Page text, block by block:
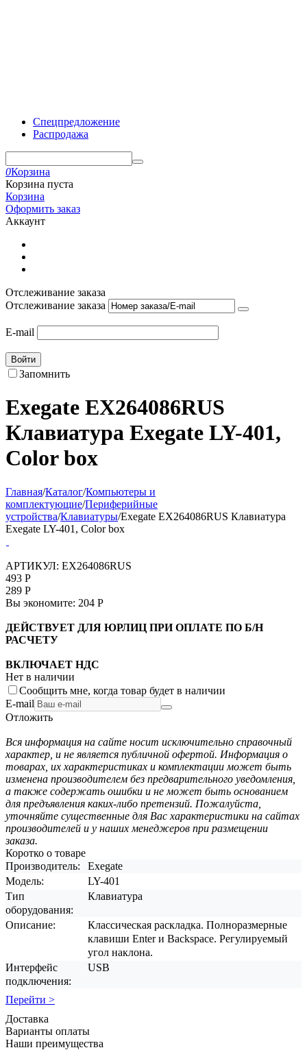
Спецпредложение
Распродажа
0Корзина
Корзина пуста
Корзина
Оформить заказ
Аккаунт
Отслеживание заказа
Отслеживание заказа
E-mail
Войти
Запомнить
Exegate EX264086RUS
Клавиатура Exegate LY-401,
Color box
Главная/Каталог/Компьютеры и
комплектующие/Периферийные
устройства/Клавиатуры/Exegate EX264086RUS Клавиатура
Exegate LY-401, Color box
АРТИКУЛ: EX264086RUS
493 Р
289 Р
Вы экономите: 204 Р
ДЕЙСТВУЕТ ДЛЯ ЮРЛИЦ ПРИ ОПЛАТЕ ПО Б/Н
РАСЧЕТУ
ВКЛЮЧАЕТ НДС
Нет в наличии
Сообщить мне, когда товар будет в наличии
E-mail
Отложить
Вся информация на сайте носит исключительно справочный
характер, и не является публичной офертой. Информация о
товарах, их характеристиках и комплектации может быть
изменена производителем без предварительного уведомления,
а также содержать ошибки и не может быть основанием
для предъявления каких-либо претензий. Пожалуйста,
уточняйте существенные для Вас характеристики на сайтах
производителей и у наших менеджеров при размещении
заказа.
Коротко о товаре
Производитель:
Exegate
Модель:
LY-401
Тип
оборудования:
Клавиатура
Описание:
Классическая раскладка. Полноразмерные
клавиши Enter и Backspace. Регулируемый
угол наклона.
Интерфейс
подключения:
USB
Перейти >
Доставка
Варианты оплаты
Наши преимущества